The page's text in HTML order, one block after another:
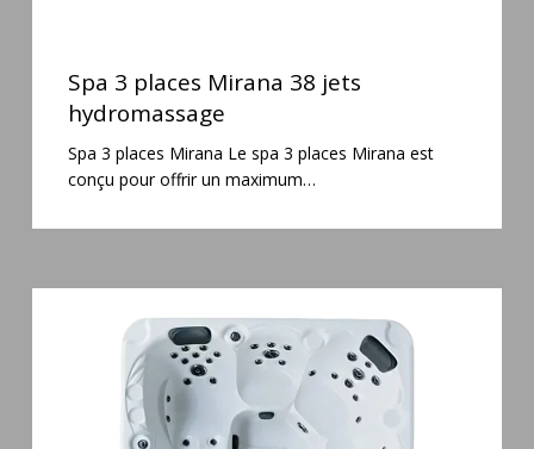
places
Mirana
Spa 3 places Mirana 38 jets
hydromassage
Spa 3 places Mirana Le spa 3 places Mirana est
conçu pour offrir un maximum…